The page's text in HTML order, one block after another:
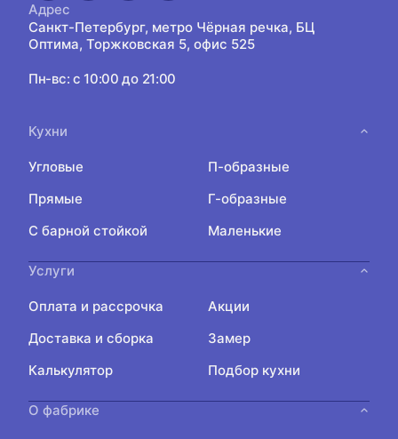
Адрес
Санкт-Петербург, метро Чёрная речка, БЦ
Оптима, Торжковская 5, офис 525
Пн-вс: с 10:00 до 21:00
Кухни
Угловые
П-образные
Прямые
Г-образные
С барной стойкой
Маленькие
Услуги
Оплата и рассрочка
Акции
Доставка и сборка
Замер
Калькулятор
Подбор кухни
О фабрике